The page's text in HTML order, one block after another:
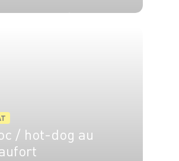
/ hot-dog au